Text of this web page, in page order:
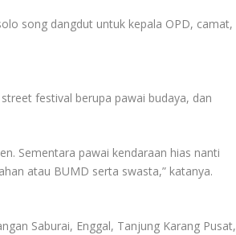
song dangdut untuk kepala OPD, camat,
festival berupa pawai budaya, dan
Sementara pawai kendaraan hias nanti
atau BUMD serta swasta,” katanya.
Saburai, Enggal, Tanjung Karang Pusat,